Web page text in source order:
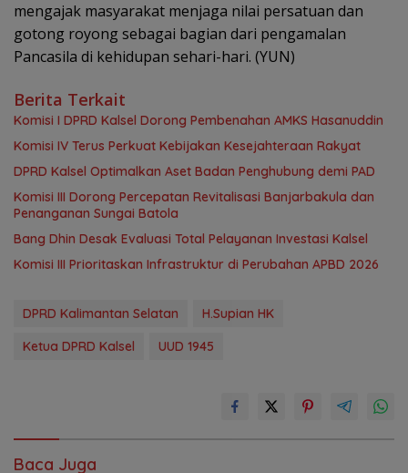
mengajak masyarakat menjaga nilai persatuan dan
gotong royong sebagai bagian dari pengamalan
Pancasila di kehidupan sehari-hari. (YUN)
Berita Terkait
Komisi I DPRD Kalsel Dorong Pembenahan AMKS Hasanuddin
Komisi IV Terus Perkuat Kebijakan Kesejahteraan Rakyat
‎DPRD Kalsel Optimalkan Aset Badan Penghubung demi PAD
‎Komisi III Dorong Percepatan Revitalisasi Banjarbakula dan
Penanganan Sungai Batola
‎Bang Dhin Desak Evaluasi Total Pelayanan Investasi Kalsel
‎Komisi III Prioritaskan Infrastruktur di Perubahan APBD 2026
DPRD Kalimantan Selatan
H.Supian HK
Ketua DPRD Kalsel
UUD 1945
Baca Juga